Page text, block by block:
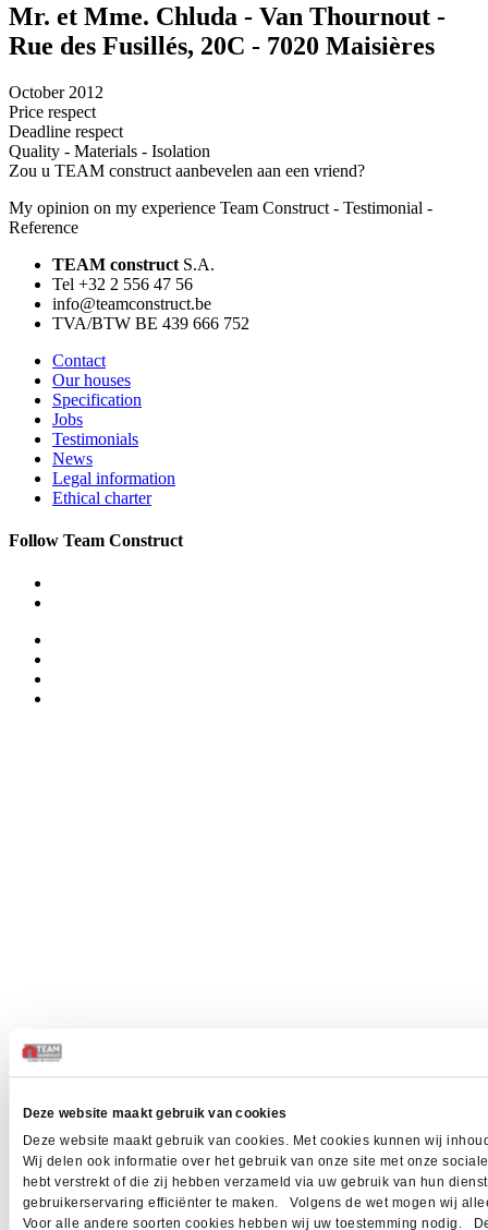
Deze website maakt gebruik van cookies
Deze website maakt gebruik van cookies. Met cookies kunnen wij
Wij delen ook informatie over het gebruik van onze site met onze
hebt verstrekt of die zij hebben verzameld via uw gebruik van hun
gebruikerservaring efficiënter te maken. Volgens de wet mogen wij
Voor alle andere soorten cookies hebben wij uw toestemming nodig.
Mr. et Mme. Chluda - Van Thournout -
Rue des Fusillés, 20C - 7020 Maisières
October 2012
Price respect
Deadline respect
Quality - Materials - Isolation
Zou u TEAM construct aanbevelen aan een vriend?
My opinion on my experience Team Construct - Testimonial -
Reference
TEAM construct S.A.
Tel +32 2 556 47 56
info@teamconstruct.be
TVA/BTW BE 439 666 752
Contact
Our houses
Specification
Jobs
Testimonials
News
Legal information
Ethical charter
Follow Team Construct